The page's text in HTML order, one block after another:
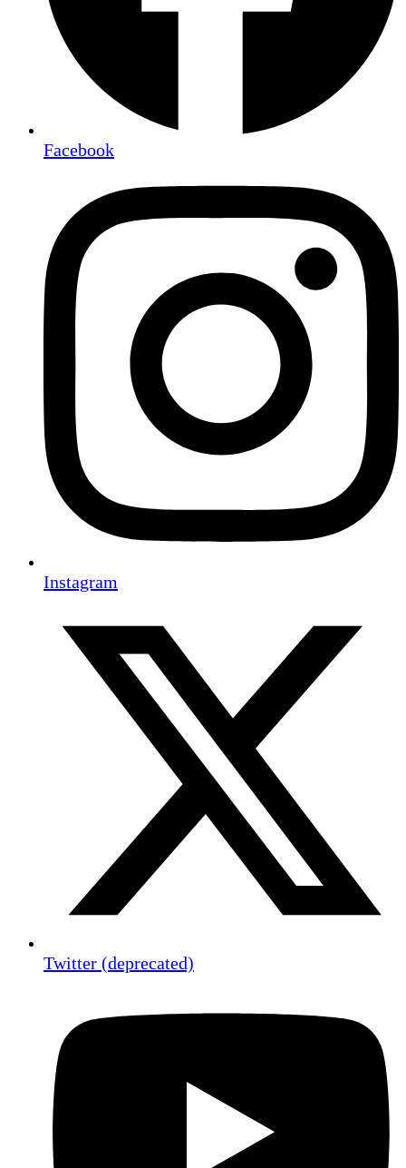
Facebook
Instagram
Twitter (deprecated)